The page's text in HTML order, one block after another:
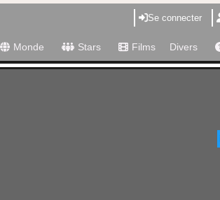
Se connecter
Monde Stars Films Divers